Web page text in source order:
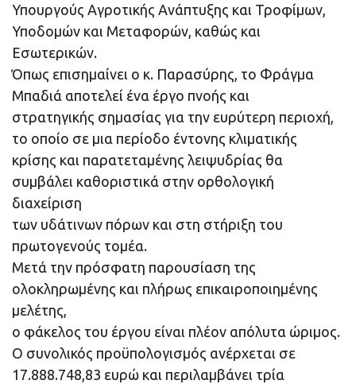
Υπουργούς Αγροτικής Ανάπτυξης και Τροφίμων,
Υποδομών και Μεταφορών, καθώς και
Εσωτερικών.
Όπως επισημαίνει ο κ. Παρασύρης, το Φράγμα
Μπαδιά αποτελεί ένα έργο πνοής και
στρατηγικής σημασίας για την ευρύτερη περιοχή,
το οποίο σε μια περίοδο έντονης κλιματικής
κρίσης και παρατεταμένης λειψυδρίας θα
συμβάλει καθοριστικά στην ορθολογική
διαχείριση
των υδάτινων πόρων και στη στήριξη του
πρωτογενούς τομέα.
Μετά την πρόσφατη παρουσίαση της
ολοκληρωμένης και πλήρως επικαιροποιημένης
μελέτης,
ο φάκελος του έργου είναι πλέον απόλυτα ώριμος.
Ο συνολικός προϋπολογισμός ανέρχεται σε
17.888.748,83 ευρώ και περιλαμβάνει τρία